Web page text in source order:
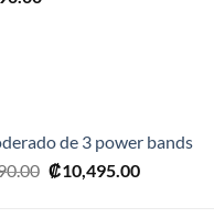
de 3 power bands
El
₡10,495.00El